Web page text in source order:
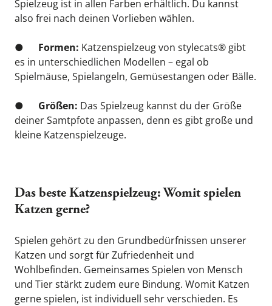
Spielzeug ist in allen Farben erhältlich. Du kannst
also frei nach deinen Vorlieben wählen.
● Formen: Katzenspielzeug von stylecats® gibt
es in unterschiedlichen Modellen – egal ob
Spielmäuse, Spielangeln, Gemüsestangen oder Bälle.
● Größen: Das Spielzeug kannst du der Größe
deiner Samtpfote anpassen, denn es gibt große und
kleine Katzenspielzeuge.
Das beste Katzenspielzeug: Womit spielen
Katzen gerne?
Spielen gehört zu den Grundbedürfnissen unserer
Katzen und sorgt für Zufriedenheit und
Wohlbefinden. Gemeinsames Spielen von Mensch
und Tier stärkt zudem eure Bindung. Womit Katzen
gerne spielen, ist individuell sehr verschieden. Es